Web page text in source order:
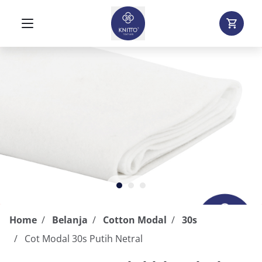
Home Belanja Cotton Modal
30s
Cot Modal 30s Putih Netral